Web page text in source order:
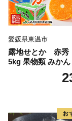
愛媛県東温市
露地せとか 赤
5kg 果物類 みか
ーツ 食後 デザー
ー 甘い コク 香り